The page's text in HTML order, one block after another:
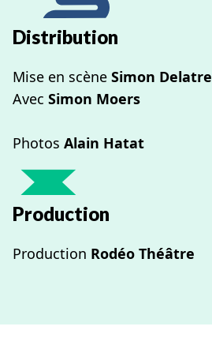
Distribution
Mise en scène Simon Delatre
Avec Simon Moers
Photos Alain Hatat
Production
Production Rodéo Théâtre